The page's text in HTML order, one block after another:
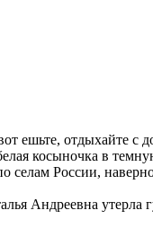
ешьте, отдыхайте с
косыночка в
селам России,
Андреевна утерла